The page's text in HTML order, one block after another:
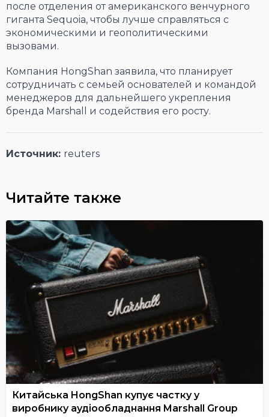
после отделения от американского венчурного
гиганта Sequoia, чтобы лучше справляться с
экономическими и геополитическими
вызовами.
Компания HongShan заявила, что планирует
сотрудничать с семьей основателей и командой
менеджеров для дальнейшего укрепления
бренда Marshall и содействия его росту.
Источник: reuters
Читайте также
Китайська HongShan купує частку у
виробнику аудіообладнання Marshall Group